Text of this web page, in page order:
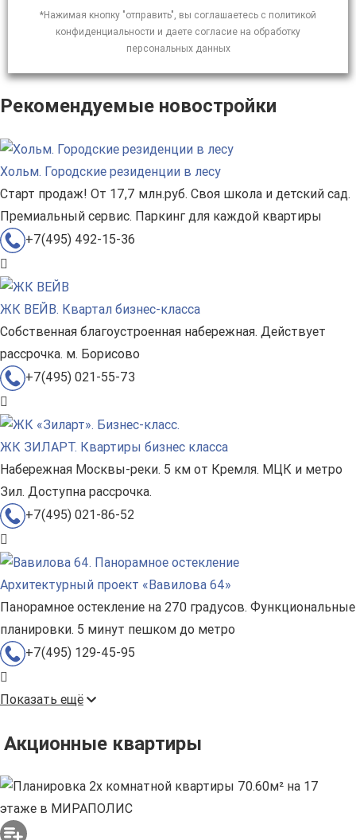
*Нажимая кнопку "отправить", вы соглашаетесь с политикой
конфиденциальности и даете согласие на обработку
персональных данных
Рекомендуемые новостройки
Хольм. Городские резиденции в лесу
Старт продаж! От 17,7 млн.руб. Своя школа и детский сад.
Премиальный сервис. Паркинг для каждой квартиры
+7(495) 492-15-36
ЖК ВЕЙВ. Квартал бизнес-класса
Собственная благоустроенная набережная. Действует
рассрочка. м. Борисово
+7(495) 021-55-73
ЖК ЗИЛАРТ. Квартиры бизнес класса
Набережная Москвы-реки. 5 км от Кремля. МЦК и метро
Зил. Доступна рассрочка.
+7(495) 021-86-52
Архитектурный проект «Вавилова 64»
Панорамное остекление на 270 градусов. Функциональные
планировки. 5 минут пешком до метро
+7(495) 129-45-95
Показать ещё
Акционные квартиры